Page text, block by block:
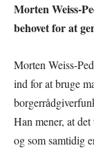
Morten Weiss-
behovet for at
Morten Weiss-
ind for at bruge
Han mener, at
og som samtidig